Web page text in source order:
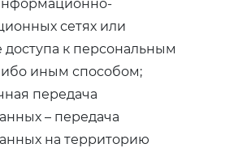
сетях или
доступа к персональным
иным способом;
передача
– передача
на территорию